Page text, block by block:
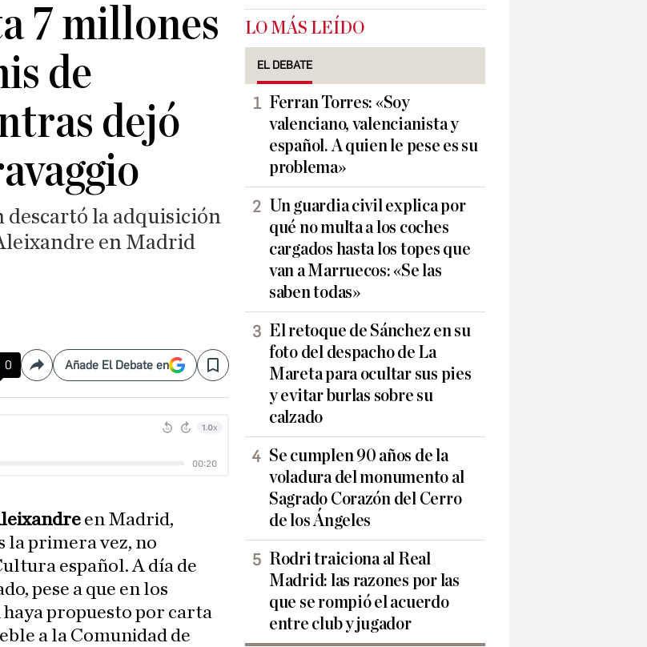
7 millones
de
dejó
la adquisición
en Madrid
0 CompartirAñade El Debate en Save
en Madrid,
la primera vez, no
español. A día de
pese a que en los
propuesto por carta
a la Comunidad de
LO MÁS LEÍDO
EL DEBATE
Ferran Torres: «Soy
valenciano, valencianista y
español. A quien le pese es su
problema»
Un guardia civil explica por
qué no multa a los coches
cargados hasta los topes que
van a Marruecos: «Se las
saben todas»
El retoque de Sánchez en su
foto del despacho de La
Mareta para ocultar sus pies
y evitar burlas sobre su
calzado
Se cumplen 90 años de la
voladura del monumento al
Sagrado Corazón del Cerro
de los Ángeles
Rodri traiciona al Real
Madrid: las razones por las
que se rompió el acuerdo
entre club y jugador